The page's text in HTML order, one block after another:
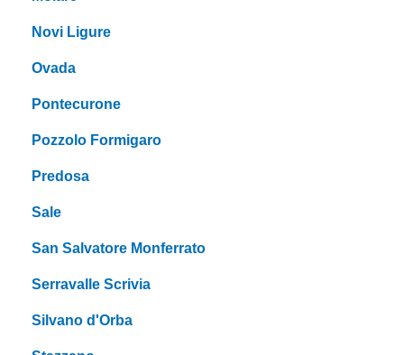
Novi Ligure
Ovada
Pontecurone
Pozzolo Formigaro
Predosa
Sale
San Salvatore Monferrato
Serravalle Scrivia
Silvano d'Orba